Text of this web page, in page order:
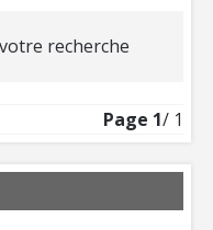
recherche
Page 1/ 1